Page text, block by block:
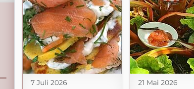
7 Juli 2026
21 Mai 2026